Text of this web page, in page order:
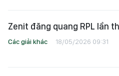
Zenit đăng quang RPL lần
Các giải khác 18/05/2026 09:31